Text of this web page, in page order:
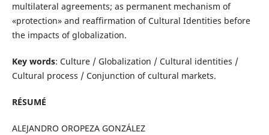
multilateral agreements; as permanent mechanism of
«protection» and reaffirmation of Cultural Identities before
the impacts of globalization.
Key words: Culture / Globalization / Cultural identities /
Cultural process / Conjunction of cultural markets.
RÉSUMÉ
ALEJANDRO OROPEZA GONZÁLEZ